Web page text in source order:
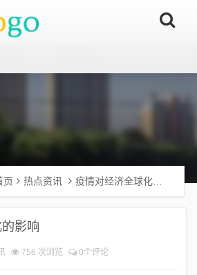
页 热点资讯 疫情对经济全球化的影响
影响
756 次浏览 0个评论